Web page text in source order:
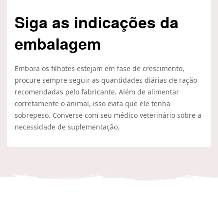
Siga as indicações da
embalagem
Embora os filhotes estejam em fase de crescimento,
procure sempre seguir as quantidades diárias de ração
recomendadas pelo fabricante. Além de alimentar
corretamente o animal, isso evita que ele tenha
sobrepeso. Converse com seu médico veterinário sobre a
necessidade de suplementação.